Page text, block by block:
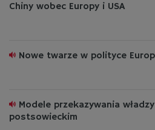
Chiny wobec Europy i USA
Nowe twarze w polityce
Modele przekazywania
postsowieckim